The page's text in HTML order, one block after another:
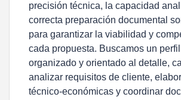
precisión técnica, la capacidad
correcta preparación documental
para garantizar la viabilidad y
cada propuesta. Buscamos un
organizado y orientado al detalle,
analizar requisitos de cliente,
técnico-económicas y coordinar